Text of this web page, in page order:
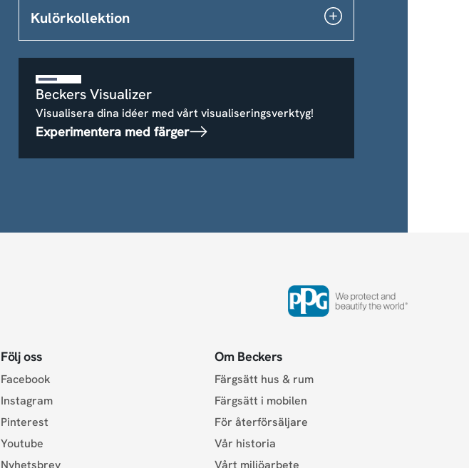
Kulörkollektion
Beckers Visualizer
Visualisera dina idéer med vårt visualiseringsverktyg!
Experimentera med färger
Följ oss
Facebook
Instagram
Pinterest
Youtube
Nyhetsbrev
Om Beckers
Färgsätt hus & rum
Färgsätt i mobilen
För återförsäljare
Vår historia
Vårt miljöarbete